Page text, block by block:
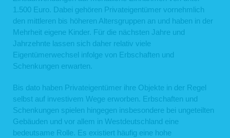
1.500 Euro. Dabei gehören Privateigentümer vornehmlich
den mittleren bis höheren Altersgruppen an und haben in der
Mehrheit eigene Kinder. Für die nächsten Jahre und
Jahrzehnte lassen sich daher relativ viele
Eigentümerwechsel infolge von Erbschaften und
Schenkungen erwarten.
Bis dato haben Privateigentümer ihre Objekte in der Regel
selbst auf investivem Wege erworben. Erbschaften und
Schenkungen spielen hingegen insbesondere bei ungeteilten
Gebäuden und vor allem in Westdeutschland eine
bedeutsame Rolle. Es existiert häufig eine hohe